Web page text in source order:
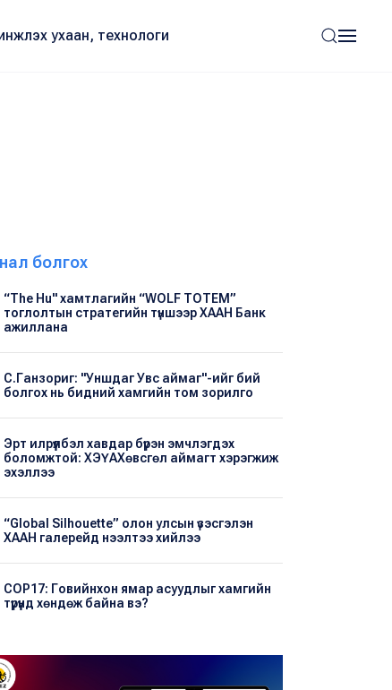
ухаан, технологи
болгох
“The Hu" хамтлагийн “WOLF TOTEM”
тоглолтын стратегийн түншээр ХААН Банк
ажиллана
С.Ганзориг: "Уншдаг Увс аймаг"-ийг бий
болгох нь бидний хамгийн том зорилго
Эрт илрүүлбэл хавдар бүрэн эмчлэгдэх
боломжтой: ХЭҮА​Хөвсгөл аймагт хэрэгжиж
эхэллээ
“Global Silhouette” олон улсын үзэсгэлэн
ХААН галерейд нээлтээ хийлээ
COP17: Говийнхон ямар асуудлыг хамгийн
түрүүнд хөндөж байна вэ?